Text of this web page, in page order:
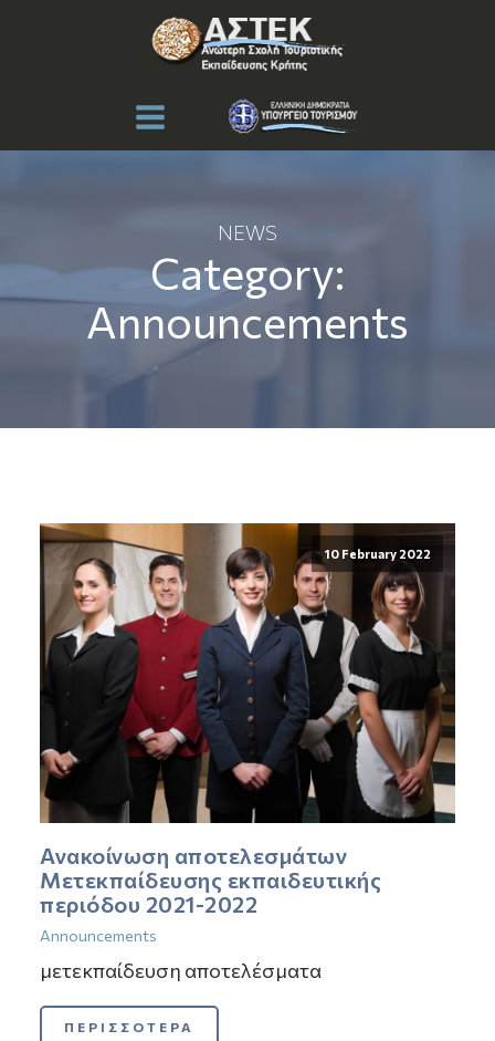
NEWS
Category:
Announcements
10 February 2022
Ανακοίνωση αποτελεσμάτων
Μετεκπαίδευσης εκπαιδευτικής
περιόδου 2021-2022
Announcements
μετεκπαίδευση αποτελέσματα
ΠΕΡΙΣΣΟΤΕΡΑ